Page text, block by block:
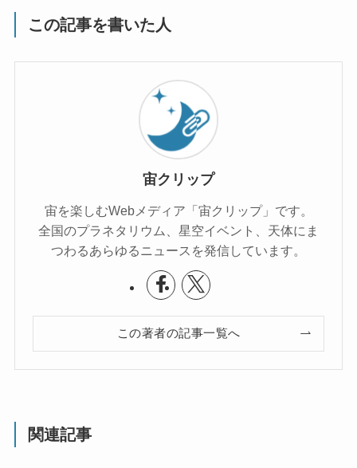
この記事を書いた人
宙クリップ
宙を楽しむWebメディア「宙クリップ」です。
全国のプラネタリウム、星空イベント、天体にま
つわるあらゆるニュースを発信しています。
この著者の記事一覧へ
関連記事